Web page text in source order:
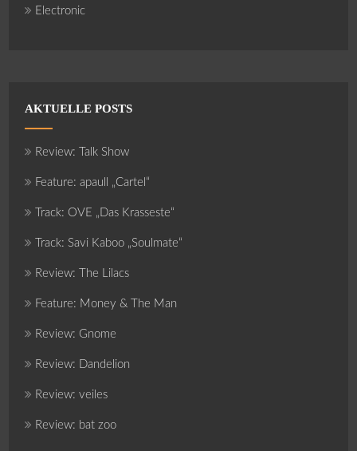
Electronic
AKTUELLE POSTS
Review: Talk Show
Feature: apaull „Cartel“
Track: OVE „Das Krasseste“
Track: Savi Kaboo „Soulmate“
Review: The Lilacs
Feature: Money & The Man
Review: Gnome
Review: Dandelion
Review: veiles
Review: bat zoo